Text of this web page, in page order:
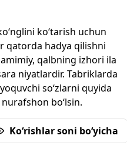
ko‘tarish uchun
qatorda hadya qilishni
qalbning izhori ila
niyatlardir. Tabriklarda
so‘zlarni quyida
bo‘lsin.
Ko‘rishlar soni bo‘yicha